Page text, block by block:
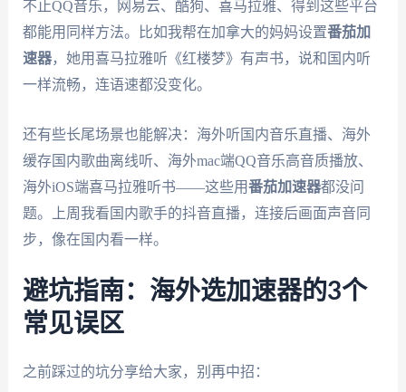
不止QQ音乐，网易云、酷狗、喜马拉雅、得到这些平台
都能用同样方法。比如我帮在加拿大的妈妈设置番茄加
速器，她用喜马拉雅听《红楼梦》有声书，说和国内听
一样流畅，连语速都没变化。
还有些长尾场景也能解决：海外听国内音乐直播、海外
缓存国内歌曲离线听、海外mac端QQ音乐高音质播放、
海外iOS端喜马拉雅听书——这些用番茄加速器都没问
题。上周我看国内歌手的抖音直播，连接后画面声音同
步，像在国内看一样。
避坑指南：海外选加速器的3个
常见误区
之前踩过的坑分享给大家，别再中招：